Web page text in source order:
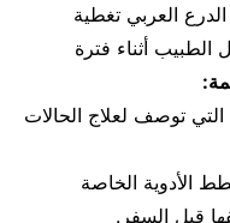
العربي تغطية
الطبيب أثناء فترة
التي توصف لعلاج الحالات
الأدوية الخاصة
قبل السفر.